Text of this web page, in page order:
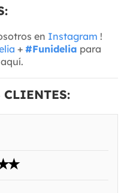
en Instagram !
+ #Funidelia para